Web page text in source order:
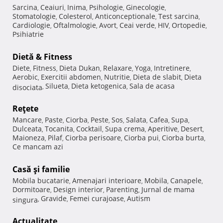
Sarcina, Ceaiuri, Inima, Psihologie, Ginecologie,
Stomatologie, Colesterol, Anticonceptionale, Test sarcina,
Cardiologie, Oftalmologie, Avort, Ceai verde, HIV, Ortopedie,
Psihiatrie
Dietă & Fitness
Diete, Fitness, Dieta Dukan, Relaxare, Yoga, Intretinere,
Aerobic, Exercitii abdomen, Nutritie, Dieta de slabit, Dieta
disociata, Silueta, Dieta ketogenica, Sala de acasa
Reţete
Mancare, Paste, Ciorba, Peste, Sos, Salata, Cafea, Supa,
Dulceata, Tocanita, Cocktail, Supa crema, Aperitive, Desert,
Maioneza, Pilaf, Ciorba perisoare, Ciorba pui, Ciorba burta,
Ce mancam azi
Casă şi familie
Mobila bucatarie, Amenajari interioare, Mobila, Canapele,
Dormitoare, Design interior, Parenting, Jurnal de mama
singura, Gravide, Femei curajoase, Autism